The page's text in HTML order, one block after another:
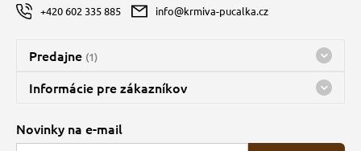
+420 602 335 885 info@krmiva-pucalka.cz
Predajne (1)
Predajňa a sklad Kbely
Bohužiaľ, momentálne máme zatvorené
Informácie pre zákazníkov
O spoločnosti
Novinky na e-mail